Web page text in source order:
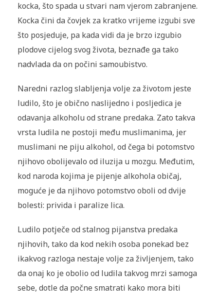
kocka, što spada u stvari nam vjerom zabranjene.
Kocka čini da čovjek za kratko vrijeme izgubi sve
što posjeduje, pa kada vidi da je brzo izgubio
plodove cijelog svog života, beznađe ga tako
nadvlada da on počini samoubistvo.
Naredni razlog slabljenja volje za životom jeste
ludilo, što je obično naslijedno i posljedica je
odavanja alkoholu od strane predaka. Zato takva
vrsta ludila ne postoji među muslimanima, jer
muslimani ne piju alkohol, od čega bi potomstvo
njihovo obolijevalo od iluzija u mozgu. Međutim,
kod naroda kojima je pijenje alkohola običaj,
moguće je da njihovo potomstvo oboli od dvije
bolesti: privida i paralize lica.
Ludilo potječe od stalnog pijanstva predaka
njihovih, tako da kod nekih osoba ponekad bez
ikakvog razloga nestaje volje za življenjem, tako
da onaj ko je obolio od ludila takvog mrzi samoga
sebe, dotle da počne smatrati kako mora biti